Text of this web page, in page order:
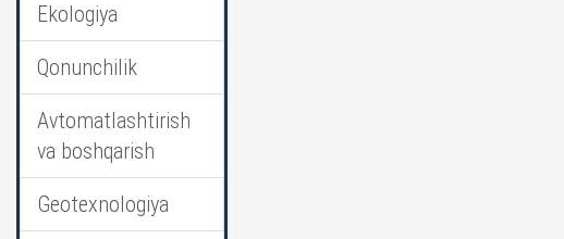
Ekologiya
Qonunchilik
Avtomatlashtirish
va boshqarish
Geotexnologiya